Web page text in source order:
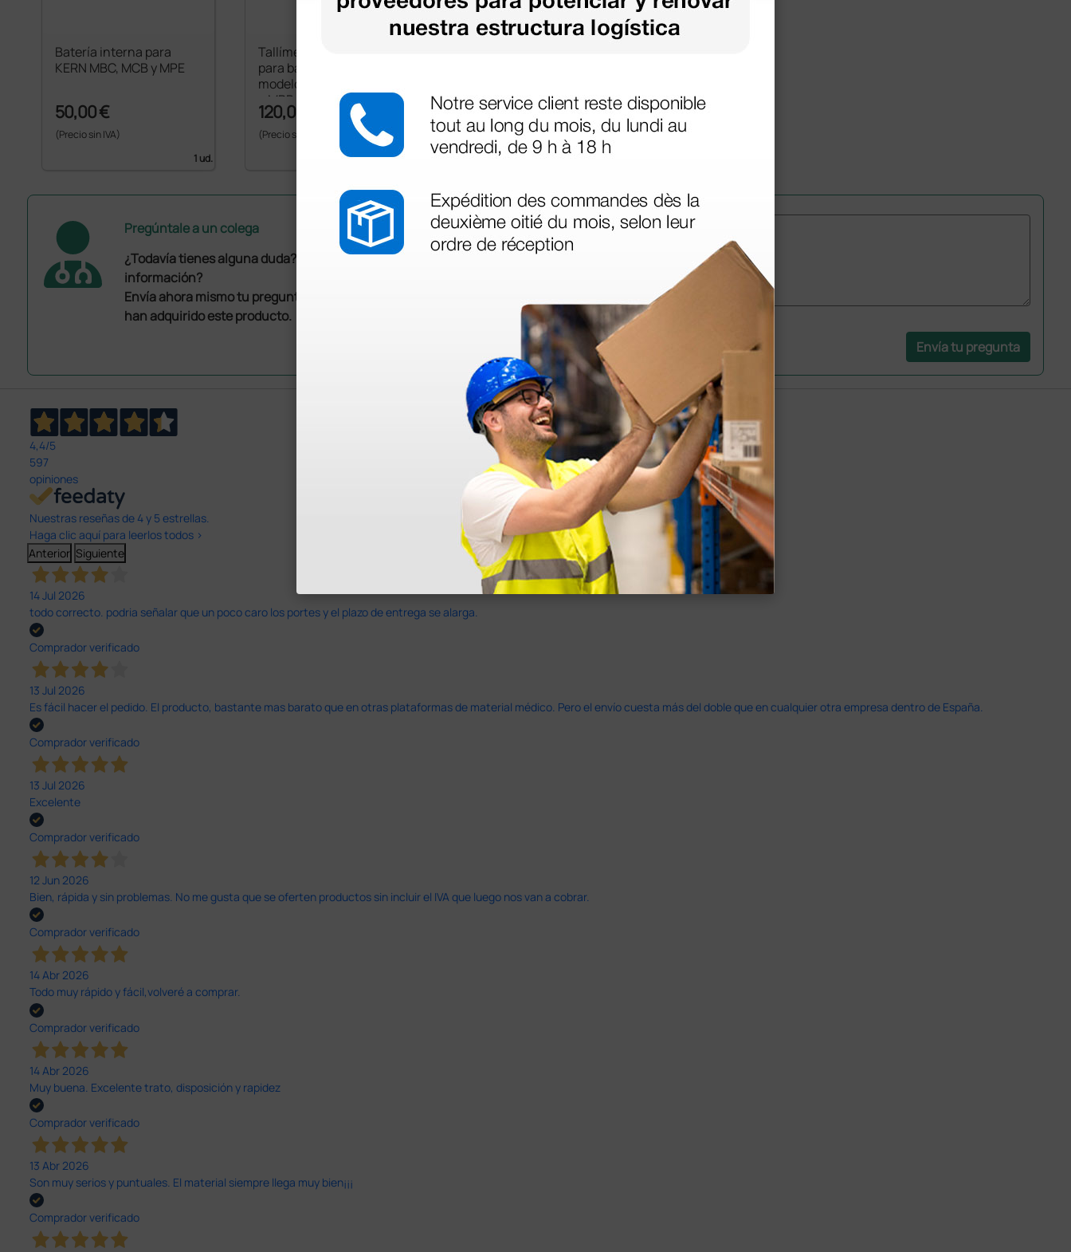
Batería interna para
KERN MBC, MCB y MPE
50,00 €
(Precio sin IVA)
1 ud.
Tallímetro mecánico
para básculas KERN
modelo MPS-PM, MTS-M
e MPB
120,00 €
(Precio sin IVA)
1 ud.
Pregúntale a un colega
¿Todavía tienes alguna duda? ¿Necesitas más
información?
Envía ahora mismo tu pregunta a los colegas que ya
han adquirido este producto.
Envía tu pregunta
4,4/5
597
opiniones
Nuestras reseñas de 4 y 5 estrellas.
Haga clic aquí para leerlos todos >
Anterior Siguiente
14 Jul 2026
todo correcto. podria señalar que un poco caro los portes y el plazo de entrega se alarga.
Comprador verificado
13 Jul 2026
Es fácil hacer el pedido. El producto, bastante mas barato que en otras plataformas de material médico. Pero el envío cuesta más del doble que en cualquier otra empresa dentro de España.
Comprador verificado
13 Jul 2026
Excelente
Comprador verificado
12 Jun 2026
Bien, rápida y sin problemas. No me gusta que se oferten productos sin incluir el IVA que luego nos van a cobrar.
Comprador verificado
14 Abr 2026
Todo muy rápido y fácil,volveré a comprar.
Comprador verificado
14 Abr 2026
Muy buena. Excelente trato, disposición y rapidez
Comprador verificado
13 Abr 2026
Son muy serios y puntuales. El material siempre llega muy bien¡¡¡
Comprador verificado